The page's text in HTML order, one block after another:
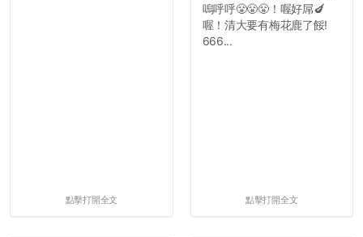
點擊打開全文
嗚呼呼😤😤😤！喔好屌🍆
喔！清大要有梅花鹿了餒!
666...
點擊打開全文